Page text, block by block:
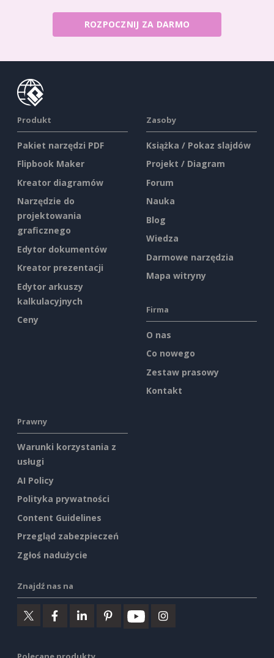
ROZPOCZNIJ ZA DARMO
Produkt
Pakiet narzędzi PDF
Flipbook Maker
Kreator diagramów
Narzędzie do
projektowania
graficznego
Edytor dokumentów
Kreator prezentacji
Edytor arkuszy
kalkulacyjnych
Ceny
Zasoby
Książka / Pokaz slajdów
Projekt / Diagram
Forum
Nauka
Blog
Wiedza
Darmowe narzędzia
Mapa witryny
Firma
O nas
Co nowego
Zestaw prasowy
Kontakt
Prawny
Warunki korzystania z
usługi
AI Policy
Polityka prywatności
Content Guidelines
Przegląd zabezpieczeń
Zgłoś nadużycie
Znajdź nas na